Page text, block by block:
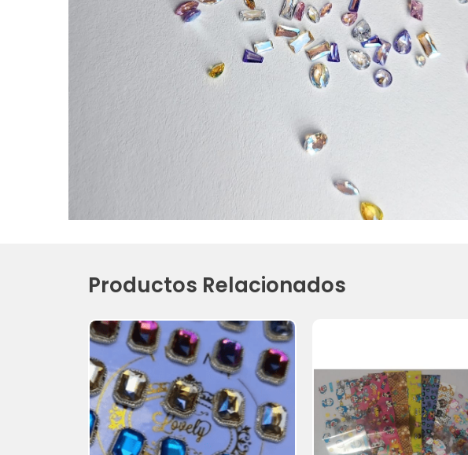
Productos Relacionados